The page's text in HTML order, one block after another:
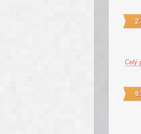
Celý